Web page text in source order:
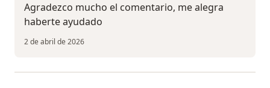
Agradezco mucho el comentario, me alegra
haberte ayudado
2 de abril de 2026